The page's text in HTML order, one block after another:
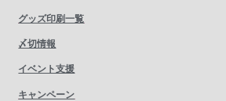
グッズ印刷一覧
〆切情報
イベント支援
キャンペーン